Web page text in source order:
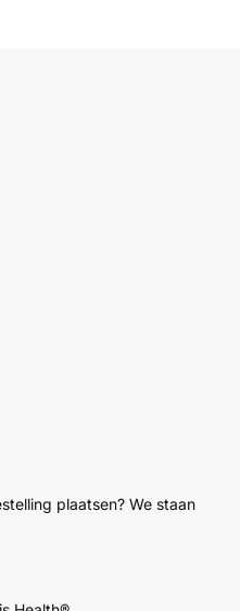
plaatsen? We staan